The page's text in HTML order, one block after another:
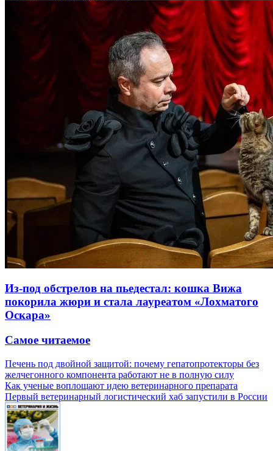
Из-под обстрелов на пьедестал: кошка Вижа
покорила жюри и стала лауреатом «Лохматого
Оскара»
Самое читаемое
Печень под двойной защитой: почему гепатопротекторы без
желчегонного компонента работают не в полную силу
Как ученые воплощают идею ветеринарного препарата
Первый ветеринарный логистический хаб запустили в России